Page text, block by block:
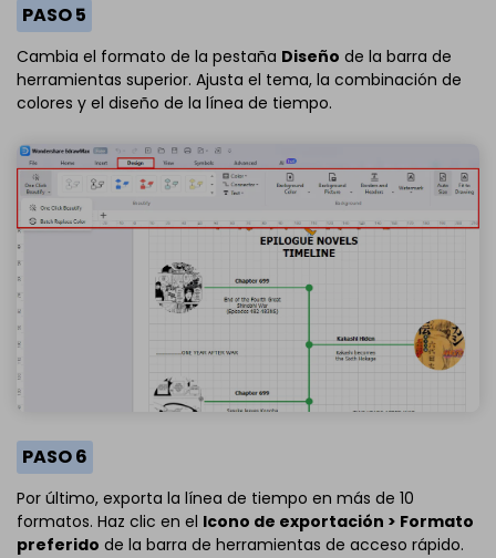
PASO 5
Cambia el formato de la pestaña Diseño de la barra de
herramientas superior. Ajusta el tema, la combinación de
colores y el diseño de la línea de tiempo.
PASO 6
Por último, exporta la línea de tiempo en más de 10
formatos. Haz clic en el Icono de exportación > Formato
preferido de la barra de herramientas de acceso rápido.